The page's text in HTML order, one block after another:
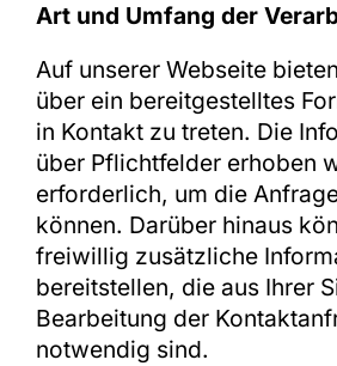
Art und Umfang der
Auf unserer Webseite
über ein bereitgestelltes
in Kontakt zu treten. Die
über Pflichtfelder erhoben
erforderlich, um die
können. Darüber hinaus
freiwillig zusätzliche
bereitstellen, die aus Ihrer
Bearbeitung der
notwendig sind.